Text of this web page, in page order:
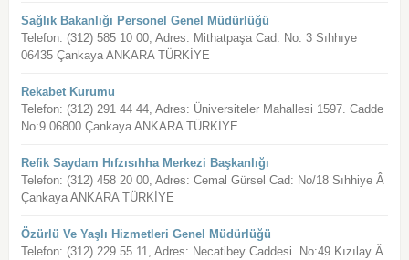
Sağlık Bakanlığı Personel Genel Müdürlüğü
Telefon: (312) 585 10 00, Adres: Mithatpaşa Cad. No: 3 Sıhhıye
06435 Çankaya ANKARA TÜRKİYE
Rekabet Kurumu
Telefon: (312) 291 44 44, Adres: Üniversiteler Mahallesi 1597. Cadde
No:9 06800 Çankaya ANKARA TÜRKİYE
Refik Saydam Hıfzısıhha Merkezi Başkanlığı
Telefon: (312) 458 20 00, Adres: Cemal Gürsel Cad: No/18 Sıhhiye Â
Çankaya ANKARA TÜRKİYE
Özürlü Ve Yaşlı Hizmetleri Genel Müdürlüğü
Telefon: (312) 229 55 11, Adres: Necatibey Caddesi. No:49 Kızılay Â